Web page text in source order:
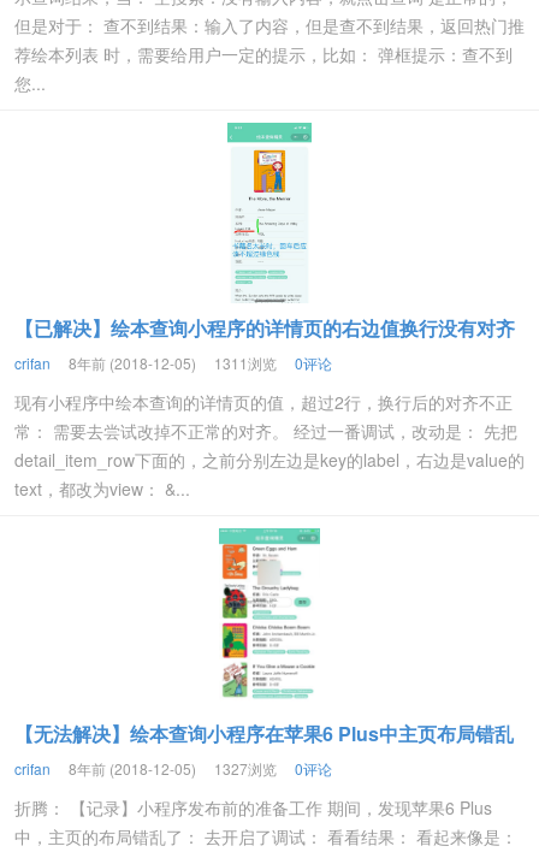
但是对于： 查不到结果：输入了内容，但是查不到结果，返回热门推
荐绘本列表 时，需要给用户一定的提示，比如： 弹框提示：查不到
您...
【已解决】绘本查询小程序的详情页的右边值换行没有对齐
crifan 8年前 (2018-12-05) 1311浏览 0评论
现有小程序中绘本查询的详情页的值，超过2行，换行后的对齐不正
常： 需要去尝试改掉不正常的对齐。 经过一番调试，改动是： 先把
detail_item_row下面的，之前分别左边是key的label，右边是value的
text，都改为view： &...
【无法解决】绘本查询小程序在苹果6 Plus中主页布局错乱
crifan 8年前 (2018-12-05) 1327浏览 0评论
折腾： 【记录】小程序发布前的准备工作 期间，发现苹果6 Plus
中，主页的布局错乱了： 去开启了调试： 看看结果： 看起来像是：